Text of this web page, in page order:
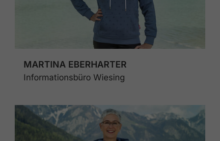
MARTINA EBERHARTER
Informationsbüro Wiesing